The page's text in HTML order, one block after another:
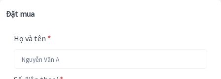
Đặt mua
Họ và tên *